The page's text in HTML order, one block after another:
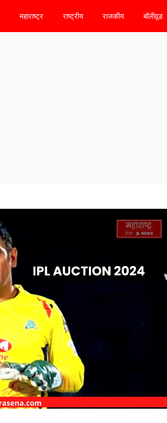
महाराष्ट्र राष्ट्रीय राजकीय बॉलीवूड